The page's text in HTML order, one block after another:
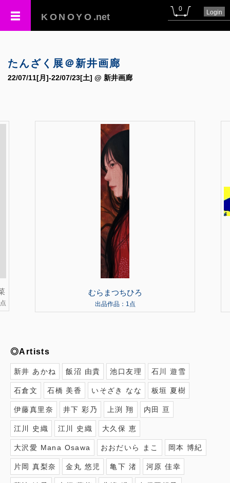
KONOYO .net
0 Login
たんざく展＠新井画廊
22/07/11[月]-22/07/23[土] @ 新井画廊
むらまつちひろ
出品作品：1点
◎Artists
新井 あかね 飯沼 由貴 池口友理 石川 遊雪
石倉文 石橋 美香 いそざき なな 板垣 夏樹
伊藤真里奈 井下 彩乃 上渕 翔 内田 亘
江川 史織 江川 史織 大久保 恵
大沢愛 Mana Osawa おおだいら まこ 岡本 博紀
片岡 真梨奈 金丸 悠児 亀下 渚 河原 佳幸